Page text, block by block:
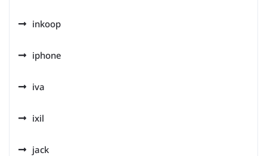
inkoop
iphone
iva
ixil
jack